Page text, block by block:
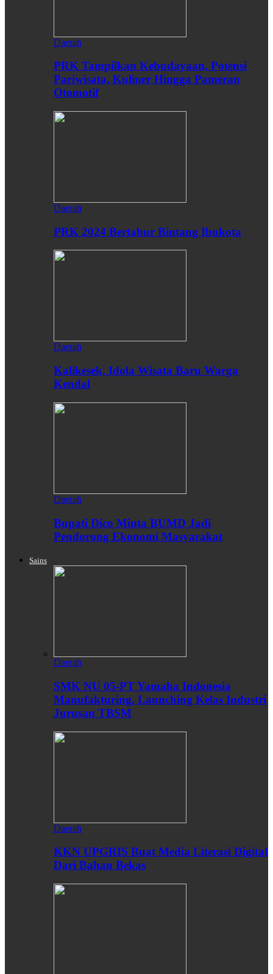
Daerah
PRK Tampilkan Kebudayaan, Potensi
Pariwisata, Kuliner Hingga Pameran
Otomotif
Daerah
PRK 2024 Bertabur Bintang Ibukota
Daerah
Kalikesek, Idola Wisata Baru Warga
Kendal
Daerah
Bupati Dico Minta BUMD Jadi
Pendorong Ekonomi Masyarakat
Sains
Daerah
SMK NU 05-PT Yamaha Indonesia
Manufakturing, Launching Kelas Industri
Jurusan TBSM
Daerah
KKN UPGRIS Buat Media Literasi Digital
Dari Bahan Bekas